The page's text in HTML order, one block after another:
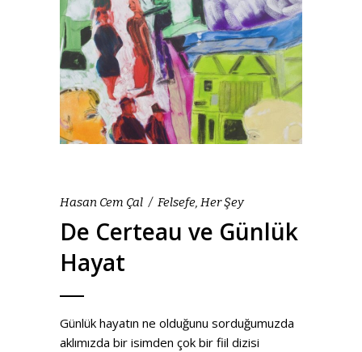
Hasan Cem Çal Felsefe, Her Şey
De Certeau ve Günlük
Hayat
Günlük hayatın ne olduğunu sorduğumuzda
aklımızda bir isimden çok bir fiil dizisi